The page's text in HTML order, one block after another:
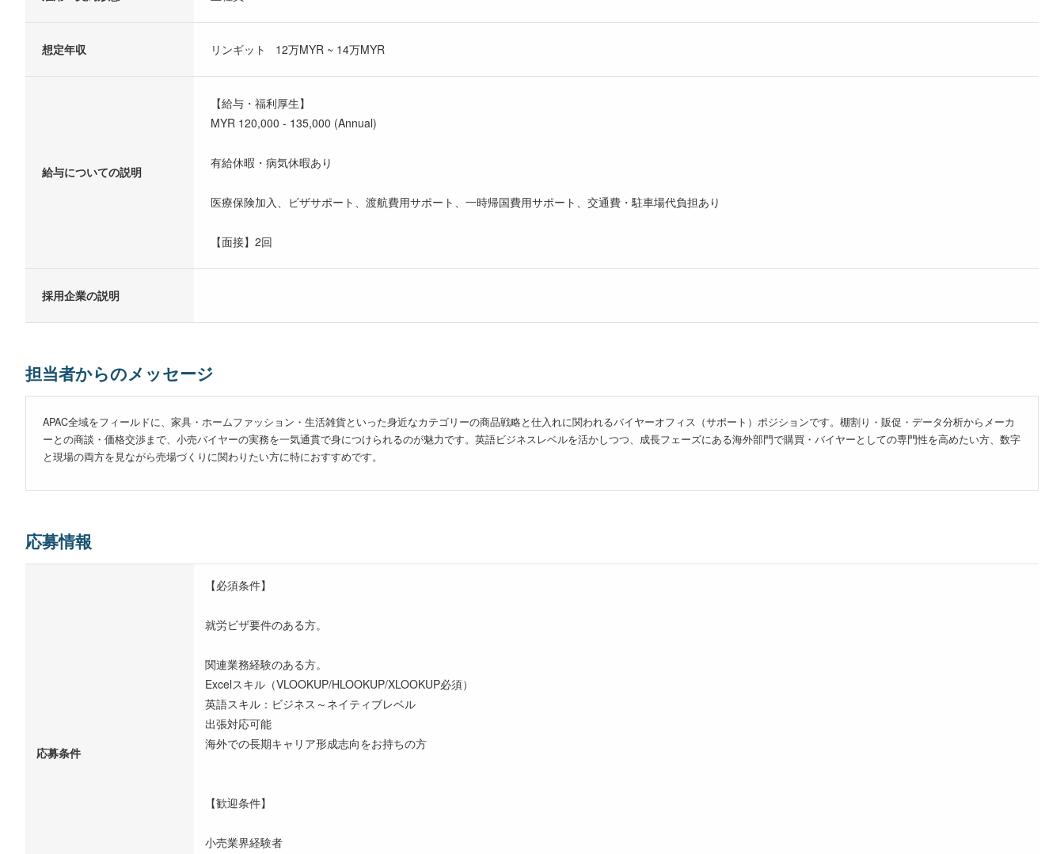
想定年収 リンギット 12万MYR ~ 14万MYR
給与についての説明
【給与・福利厚生】
MYR 120,000 - 135,000 (Annual)
有給休暇・病気休暇あり
医療保険加入、ビザサポート、渡航費用サポート、一時帰国費用サポート、交通費・駐車場代負担あり
【面接】2回
採用企業の説明
担当者からのメッセージ
APAC全域をフィールドに、家具・ホームファッション・生活雑貨といった身近なカテゴリーの商品戦略と仕入れに関われるバイヤーオフィス（サポート）ポジションです。棚割り・販促・データ分析からメーカ
ーとの商談・価格交渉まで、小売バイヤーの実務を一気通貫で身につけられるのが魅力です。英語ビジネスレベルを活かしつつ、成長フェーズにある海外部門で購買・バイヤーとしての専門性を高めたい方、数字
と現場の両方を見ながら売場づくりに関わりたい方に特におすすめです。
応募情報
応募条件
【必須条件】
就労ビザ要件のある方。
関連業務経験のある方。
Excelスキル（VLOOKUP/HLOOKUP/XLOOKUP必須）
英語スキル：ビジネス～ネイティブレベル
出張対応可能
海外での長期キャリア形成志向をお持ちの方
【歓迎条件】
小売業界経験者